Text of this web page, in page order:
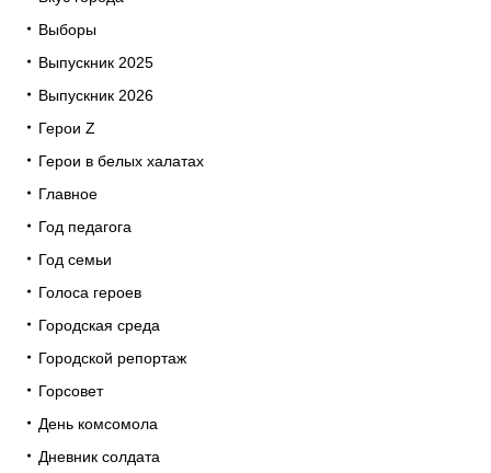
Выборы
Выпускник 2025
Выпускник 2026
Герои Z
Герои в белых халатах
Главное
Год педагога
Год семьи
Голоса героев
Городская среда
Городской репортаж
Горсовет
День комсомола
Дневник солдата